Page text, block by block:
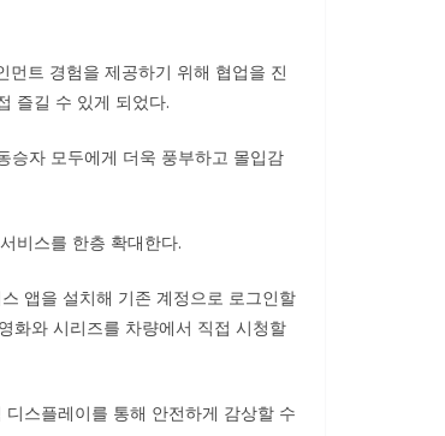
트 경험을 제공하기 위해 협업을 진
즐길 수 있게 되었다.
승자 모두에게 더욱 풍부하고 몰입감
비스를 한층 확대한다.
앱을 설치해 기존 계정으로 로그인할
화와 시리즈를 차량에서 직접 시청할
스플레이를 통해 안전하게 감상할 수